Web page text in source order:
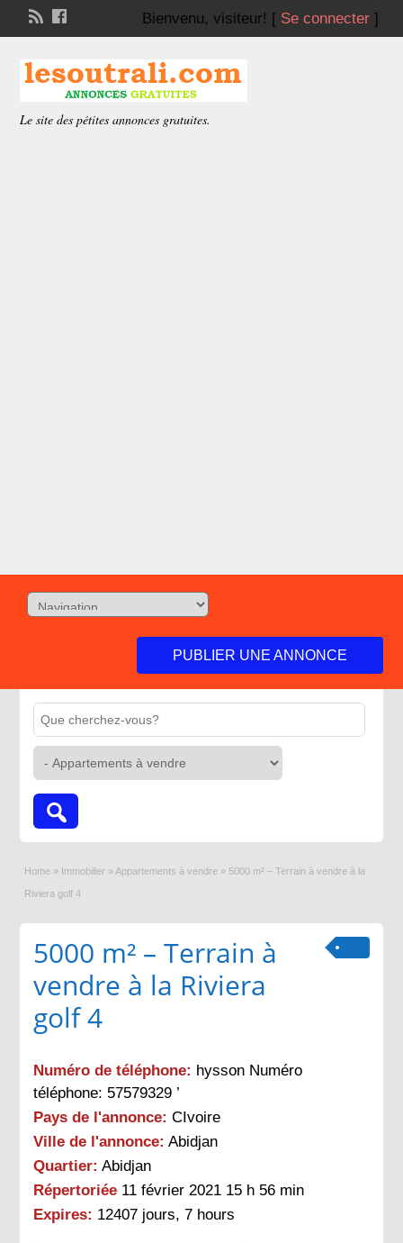
Bienvenu, visiteur! [ Se connecter]
Le site des pétites annonces gratuites.
PUBLIER UNE ANNONCE
Home » Immobilier » Appartements à vendre » 5000 m² – Terrain à vendre à la
Riviera golf 4
5000 m² – Terrain à
vendre à la Riviera
golf 4
Numéro de téléphone: hysson Numéro
téléphone: 57579329 ’
Pays de l'annonce: CIvoire
Ville de l'annonce: Abidjan
Quartier: Abidjan
Répertoriée 11 février 2021 15 h 56 min
Expires: 12407 jours, 7 hours